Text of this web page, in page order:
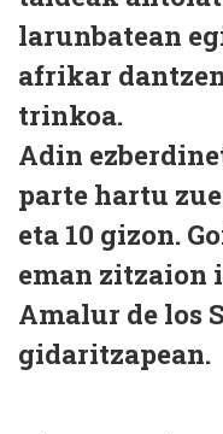
larunbatean
afrikar
trinkoa.
Adin
parte hartu
eta 10 gizon.
eman zitzaion
Amalur de los
gidaritzapean.